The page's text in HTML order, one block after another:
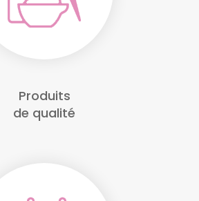
Produits
de qualité